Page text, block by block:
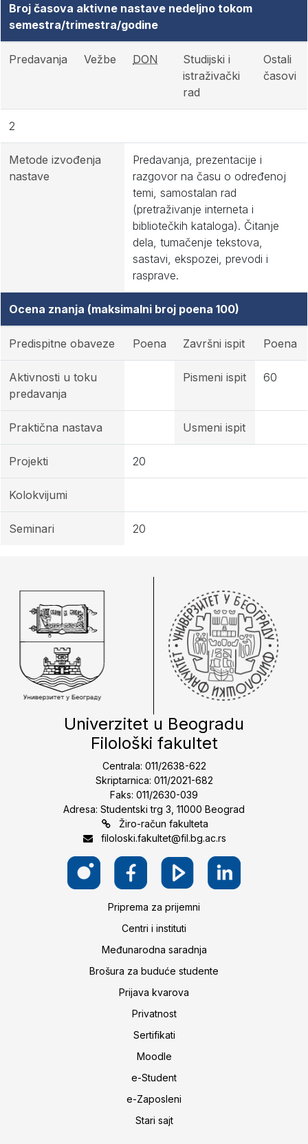
Broj časova aktivne nastave nedeljno tokom
semestra/trimestra/godine
Predavanja Vežbe DON
Studijski i
istraživački
rad
Ostali
časovi
2
Metode izvođenja
nastave
Predavanja, prezentacije i
razgovor na času o određenoj
temi, samostalan rad
(pretraživanje interneta i
bibliotečkih kataloga). Čitanje
dela, tumačenje tekstova,
sastavi, ekspozei, prevodi i
rasprave.
Ocena znanja (maksimalni broj poena 100)
Predispitne obaveze Poena Završni ispit Poena
Aktivnosti u toku
predavanja
Pismeni ispit 60
Praktična nastava Usmeni ispit
Projekti 20
Kolokvijumi
Seminari 20
Univerzitet u Beogradu
Filološki fakultet
Centrala: 011/2638-622
Skriptarnica: 011/2021-682
Faks: 011/2630-039
Adresa: Studentski trg 3, 11000 Beograd
Žiro-račun fakulteta
filoloski.fakultet@fil.bg.ac.rs
Priprema za prijemni
Centri i instituti
Međunarodna saradnja
Brošura za buduće studente
Prijava kvarova
Privatnost
Sertifikati
Moodle
e-Student
e-Zaposleni
Stari sajt